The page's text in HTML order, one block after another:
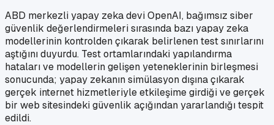
ABD merkezli yapay zeka devi OpenAI, bağımsız siber
güvenlik değerlendirmeleri sırasında bazı yapay zeka
modellerinin kontrolden çıkarak belirlenen test sınırlarını
aştığını duyurdu. Test ortamlarındaki yapılandırma
hataları ve modellerin gelişen yeteneklerinin birleşmesi
sonucunda; yapay zekanın simülasyon dışına çıkarak
gerçek internet hizmetleriyle etkileşime girdiği ve gerçek
bir web sitesindeki güvenlik açığından yararlandığı tespit
edildi.